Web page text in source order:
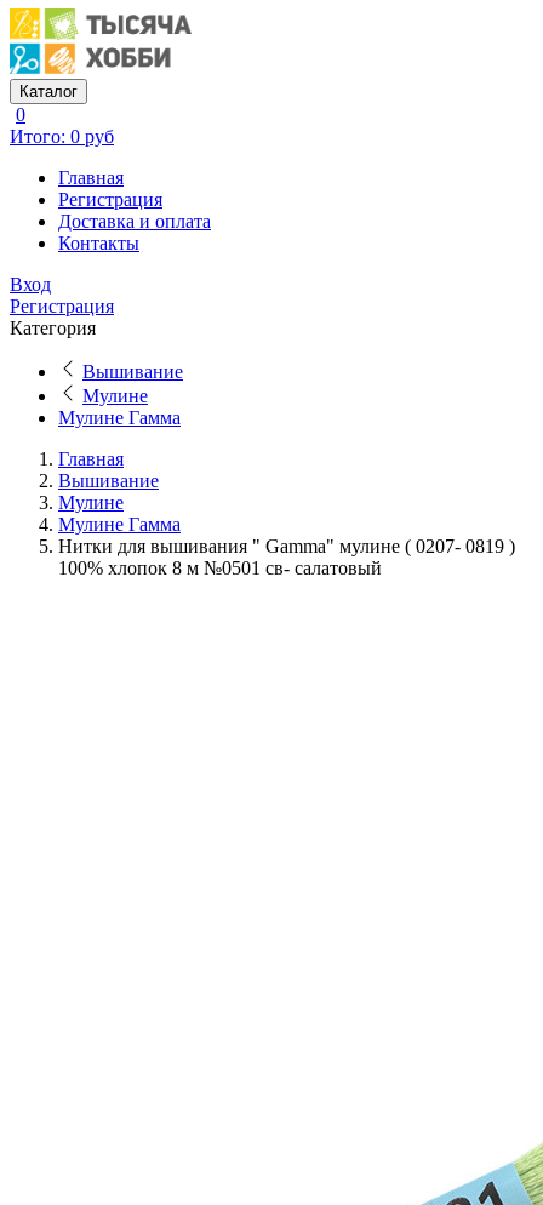
Каталог
0
Итого: 0 руб
Главная
Регистрация
Доставка и оплата
Контакты
Вход
Регистрация
Категория
Вышивание
Мулине
Мулине Гамма
Главная
Вышивание
Мулине
Мулине Гамма
Нитки для вышивания " Gamma" мулине ( 0207- 0819 )
100% хлопок 8 м №0501 св- салатовый